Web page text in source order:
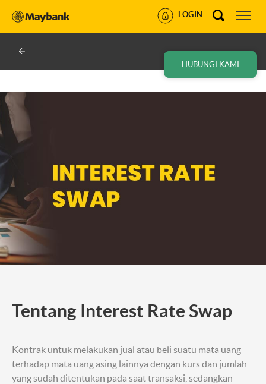
LOGIN
HUBUNGI KAMI
Tentang Interest Rate Swap
Kontrak untuk melakukan jual atau beli suatu mata uang
terhadap mata uang asing lainnya dengan kurs dan jumlah
yang sudah ditentukan pada saat transaksi, sedangkan